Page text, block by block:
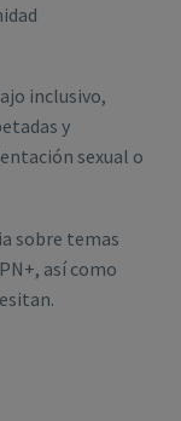
inclusivo,
y
sexual o
sobre temas
así como